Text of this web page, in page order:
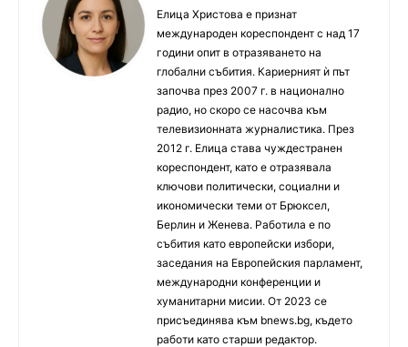
Елица Христова е признат
международен кореспондент с над 17
години опит в отразяването на
глобални събития. Кариерният ѝ път
започва през 2007 г. в национално
радио, но скоро се насочва към
телевизионната журналистика. През
2012 г. Елица става чуждестранен
кореспондент, като е отразявала
ключови политически, социални и
икономически теми от Брюксел,
Берлин и Женева. Работила е по
събития като европейски избори,
заседания на Европейския парламент,
международни конференции и
хуманитарни мисии. От 2023 се
присъединява към bnews.bg, където
работи като старши редактор.